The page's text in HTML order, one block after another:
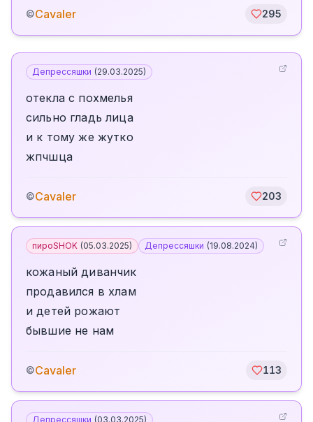
©Cavaler 295
Депрессяшки (29.03.2025)
отекла с похмелья
сильно гладь лица
и к тому же жутко
жпчшца
©Cavaler 203
пироSHOK (05.03.2025) Депрессяшки (19.08.2024)
кожаный диванчик
продавился в хлам
и детей рожают
бывшие не нам
©Cavaler 113
Депрессяшки (03.03.2025)